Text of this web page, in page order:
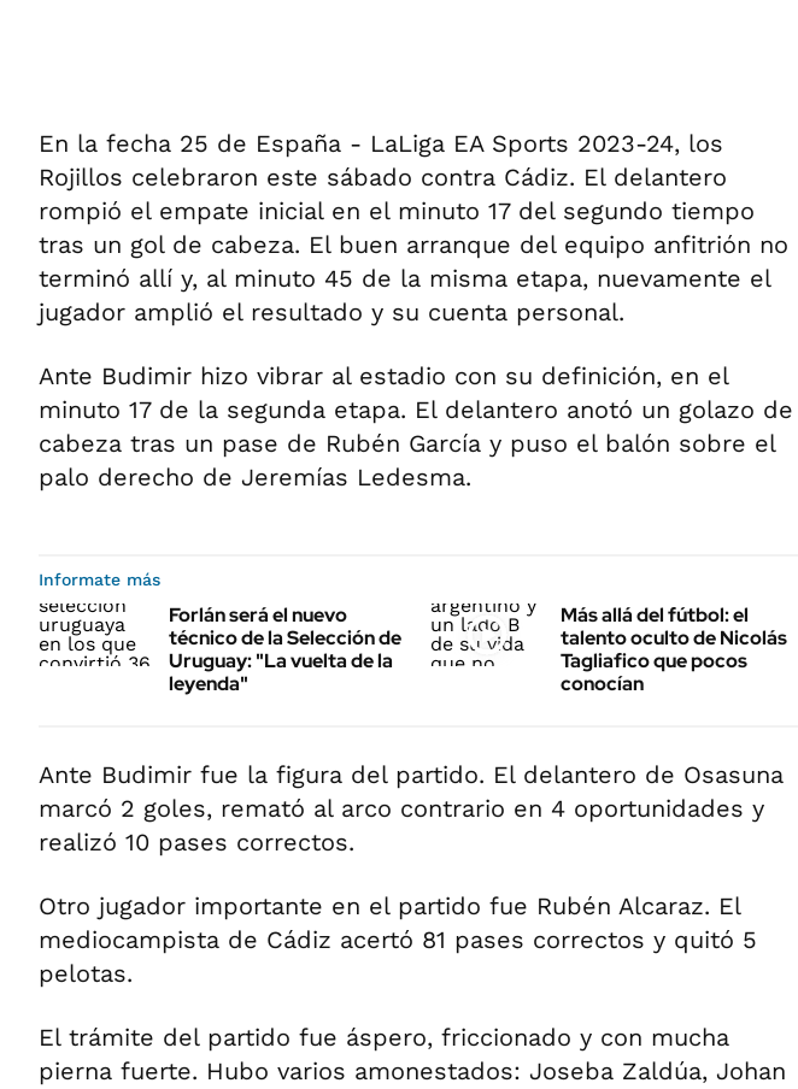
En la fecha 25 de España - LaLiga EA Sports 2023-24, los
Rojillos celebraron este sábado contra Cádiz. El delantero
rompió el empate inicial en el minuto 17 del segundo tiempo
tras un gol de cabeza. El buen arranque del equipo anfitrión no
terminó allí y, al minuto 45 de la misma etapa, nuevamente el
jugador amplió el resultado y su cuenta personal.
Ante Budimir hizo vibrar al estadio con su definición, en el
minuto 17 de la segunda etapa. El delantero anotó un golazo de
cabeza tras un pase de Rubén García y puso el balón sobre el
palo derecho de Jeremías Ledesma.
Informate más
Forlán será el nuevo
técnico de la Selección de
Uruguay: "La vuelta de la
leyenda"
Más allá del fútbol: el
talento oculto de Nicolás
Tagliafico que pocos
conocían
Ante Budimir fue la figura del partido. El delantero de Osasuna
marcó 2 goles, remató al arco contrario en 4 oportunidades y
realizó 10 pases correctos.
Otro jugador importante en el partido fue Rubén Alcaraz. El
mediocampista de Cádiz acertó 81 pases correctos y quitó 5
pelotas.
El trámite del partido fue áspero, friccionado y con mucha
pierna fuerte. Hubo varios amonestados: Joseba Zaldúa, Johan